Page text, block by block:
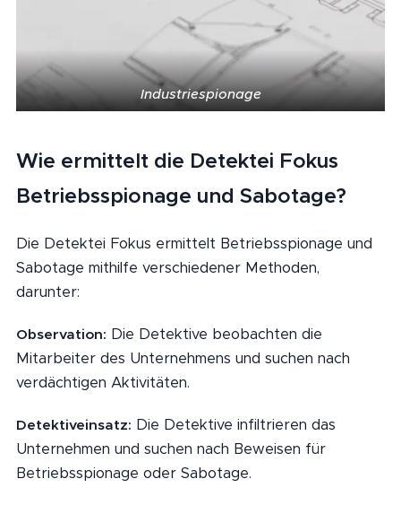
Industriespionage
Wie ermittelt die Detektei Fokus
Betriebsspionage und Sabotage?
Die Detektei Fokus ermittelt Betriebsspionage und
Sabotage mithilfe verschiedener Methoden,
darunter:
Observation: Die Detektive beobachten die
Mitarbeiter des Unternehmens und suchen nach
verdächtigen Aktivitäten.
Detektiveinsatz: Die Detektive infiltrieren das
Unternehmen und suchen nach Beweisen für
Betriebsspionage oder Sabotage.